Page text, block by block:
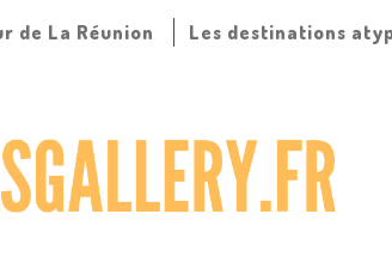
de La Réunion Les destinations